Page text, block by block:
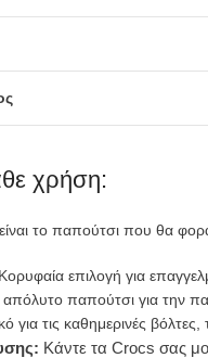
χρήση:
είναι το παπούτσι που θα
Κορυφαία επιλογή για
παπούτσι για την
για τις καθημερινές
Κάντε τα Crocs σας